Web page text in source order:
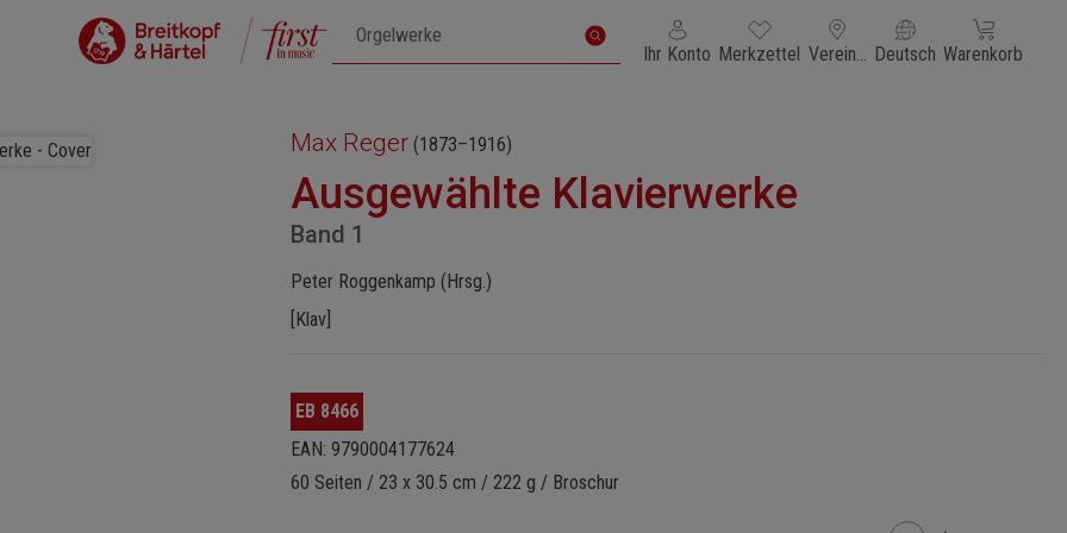
Ihr Konto Du hast 0 Produkte auf dem Merkzettel
Merkzettel Vereinigte Staaten von Amerika
Deutsch Warenkorb
Warenkorb
Max Reger (1873–1916)
Ausgewählte Klavierwerke
Band 1
Peter Roggenkamp (Hrsg.)
[Klav]
EB 8466
EAN: 9790004177624
60 Seiten / 23 x 30.5 cm / 222 g / Broschur